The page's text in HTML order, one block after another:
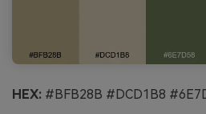
HEX: #BFB28B #DCD1B8